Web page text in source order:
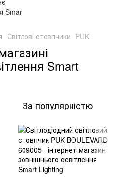
Світлові стовпчики PUK
Smart
За популярністю